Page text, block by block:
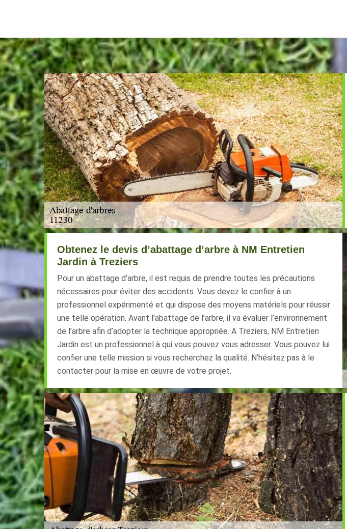
Obtenez le devis d’abattage d’arbre à NM Entretien
Jardin à Treziers
Pour un abattage d’arbre, il est requis de prendre toutes les précautions
nécessaires pour éviter des accidents. Vous devez le confier à un
professionnel expérimenté et qui dispose des moyens matériels pour réussir
une telle opération. Avant l’abattage de l’arbre, il va évaluer l’environnement
de l’arbre afin d’adopter la technique appropriée. A Treziers, NM Entretien
Jardin est un professionnel à qui vous pouvez vous adresser. Vous pouvez lui
confier une telle mission si vous recherchez la qualité. N’hésitez pas à le
contacter pour la mise en œuvre de votre projet.